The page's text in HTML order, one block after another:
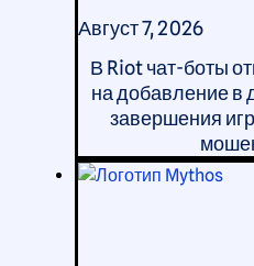
Август 7, 2026
В Riot чат-боты
на добавление в
завершения